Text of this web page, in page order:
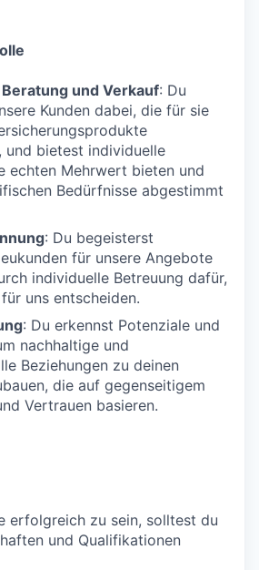
und Verkauf: Du
Kunden dabei, die für sie
und bietest individuelle
echten Mehrwert bieten und
Bedürfnisse abgestimmt
: Du begeisterst
für unsere Angebote
individuelle Betreuung dafür,
uns entscheiden.
: Du erkennst Potenziale und
nachhaltige und
Beziehungen zu deinen
die auf gegenseitigem
Vertrauen basieren.
erfolgreich zu sein, solltest du
und Qualifikationen